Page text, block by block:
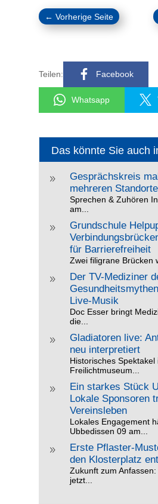
Das könnte Sie auch
9
Gesprächskreis
mehreren
Sprechen & Zuhören
am...
9
Grundschule
für Barrierefreiheit
Zwei filigrane Brücken
9
Der TV-Mediziner
Live-Musik
Doc Esser bringt
die...
9
Gladiatoren live:
neu interpretiert
Historisches Spektakel
Freilichtmuseum...
9
Ein starkes Stück
Lokale Sponsoren
Vereinsleben
Lokales Engagement
Ubbedissen 09 am...
9
Erste Pflaster-
den Klosterplatz
Zukunft zum
jetzt...
← Vorherige Seite
Teilen: Facebook
Whatsapp